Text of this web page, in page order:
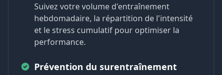
Suivez votre volume d'entraînement
hebdomadaire, la répartition de l'intensité
et le stress cumulatif pour optimiser la
performance.
Prévention du surentraînement